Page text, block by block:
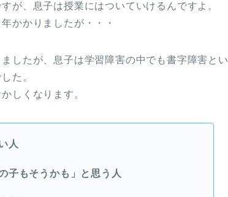
が、息子は授業にはついていけるんですよ。
かかりましたが・・・
したが、息子は学習障害の中でも書字障害とい
た。
しくなります。
人
子もそうかも」と思う人